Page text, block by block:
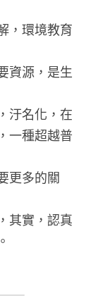
，環境教育
資源，是生
汙名化，在
一種超越普
更多的關
其實，認真